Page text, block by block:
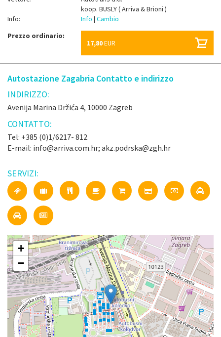
koop. BUSLY ( Arriva & Brioni )
Info:
Info| Cambio
Prezzo ordinario:
17,80EUR
Autostazione Zagabria Contatto e indirizzo
INDIRIZZO:
Avenija Marina Držića 4, 10000 Zagreb
CONTATTO:
Tel: +385 (0)1/6217- 812
E-mail: info@arriva.com.hr; akz.podrska@zgh.hr
SERVIZI:
+
−